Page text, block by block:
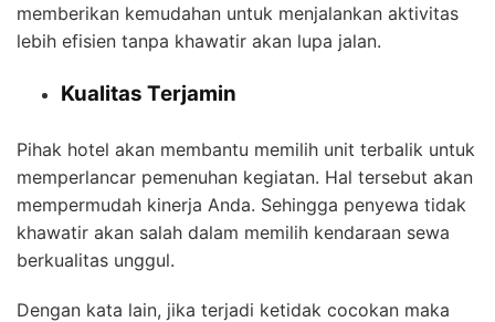
memberikan kemudahan untuk menjalankan aktivitas
lebih efisien tanpa khawatir akan lupa jalan.
Kualitas Terjamin
Pihak hotel akan membantu memilih unit terbalik untuk
memperlancar pemenuhan kegiatan. Hal tersebut akan
mempermudah kinerja Anda. Sehingga penyewa tidak
khawatir akan salah dalam memilih kendaraan sewa
berkualitas unggul.
Dengan kata lain, jika terjadi ketidak cocokan maka